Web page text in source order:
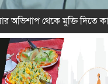
অভিশাপ থেকে মুক্তি দিতে